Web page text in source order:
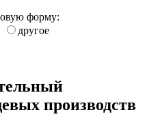
форму:
другое
производств